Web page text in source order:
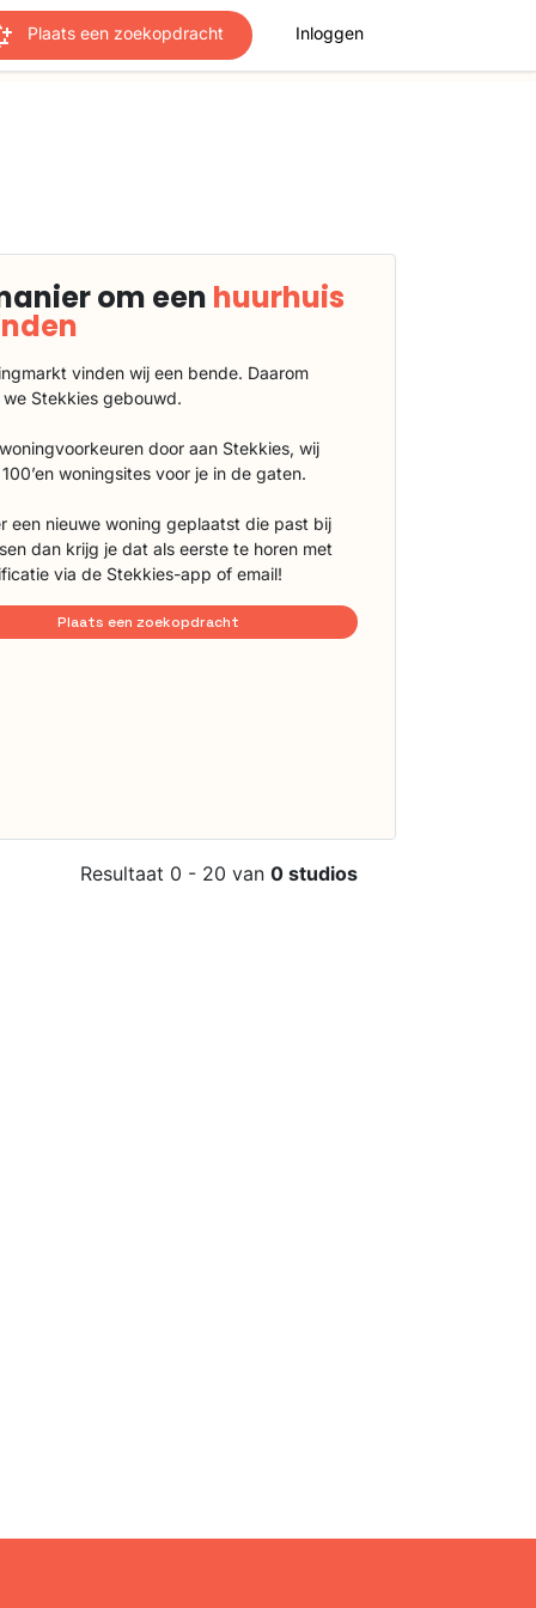
Plaats een zoekopdracht Inloggen
om een huurhuis
vinden wij een bende. Daarom
Stekkies gebouwd.
door aan Stekkies, wij
woningsites voor je in de gaten.
een nieuwe woning geplaatst die past bij
dan krijg je dat als eerste te horen met
via de Stekkies-app of email!
Plaats een zoekopdracht
Resultaat 0 - 20 van 0 studios